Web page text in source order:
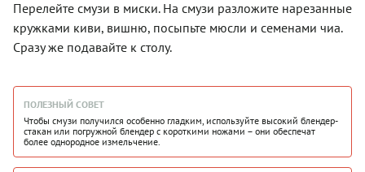
Перелейте смузи в миски. На смузи разложите нарезанные
кружками киви, вишню, посыпьте мюсли и семенами чиа.
Сразу же подавайте к столу.
ПОЛЕЗНЫЙ СОВЕТ
Чтобы смузи получился особенно гладким, используйте высокий блендер-
стакан или погружной блендер с короткими ножами – они обеспечат
более однородное измельчение.